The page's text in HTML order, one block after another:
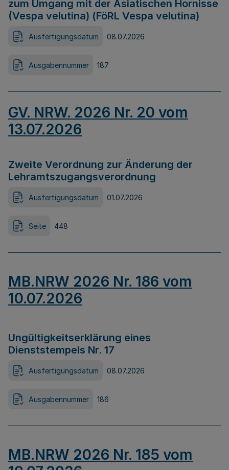
zum Umgang mit der Asiatischen Hornisse
(Vespa velutina) (FöRL Vespa velutina)
Ausfertigungsdatum 08.07.2026
Ausgabennummer 187
GV. NRW. 2026 Nr. 20 vom
13.07.2026
Zweite Verordnung zur Änderung der
Lehramtszugangsverordnung
Ausfertigungsdatum 01.07.2026
Seite 448
MB.NRW 2026 Nr. 186 vom
10.07.2026
Ungültigkeitserklärung eines
Dienststempels Nr. 17
Ausfertigungsdatum 08.07.2026
Ausgabennummer 186
MB.NRW 2026 Nr. 185 vom